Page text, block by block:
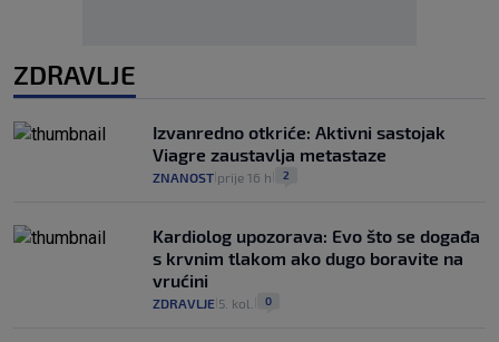
ZDRAVLJE
Izvanredno otkriće: Aktivni sastojak
Viagre zaustavlja metastaze
ZNANOST prije 16 h 2
Kardiolog upozorava: Evo što se događa
s krvnim tlakom ako dugo boravite na
vrućini
ZDRAVLJE 5. kol. 0